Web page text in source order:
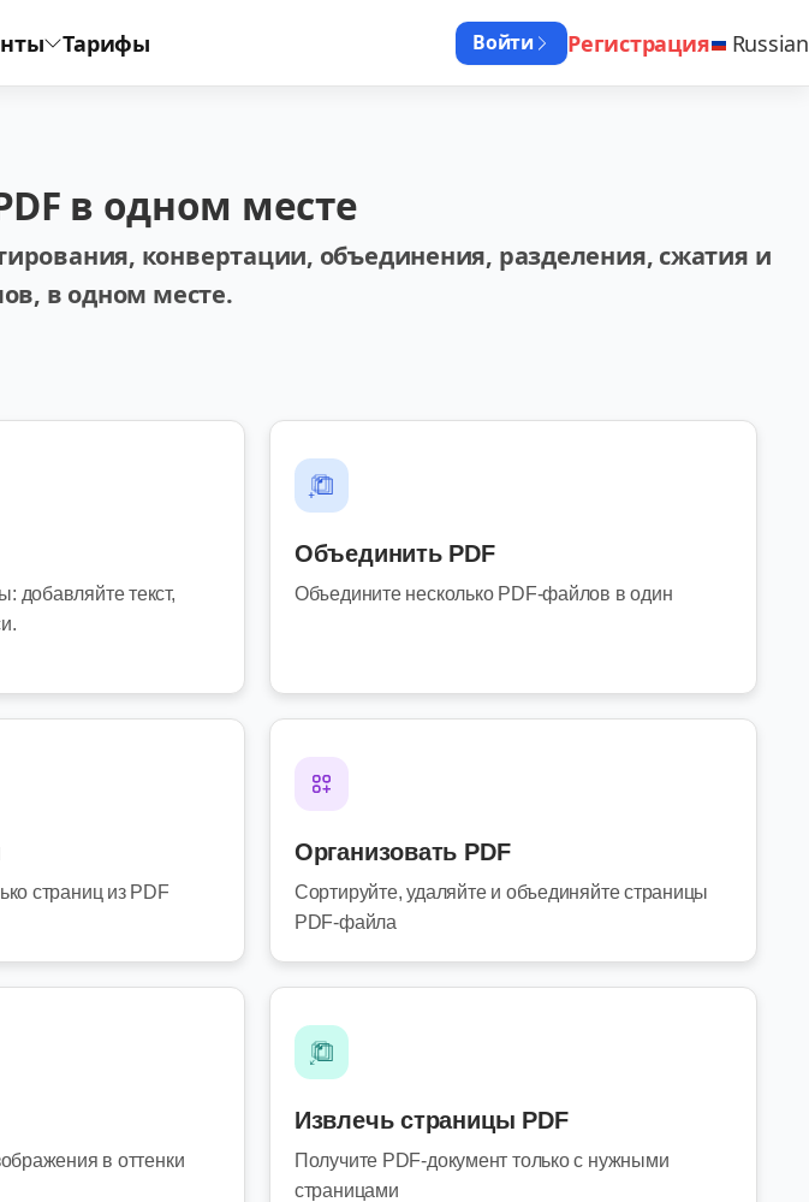
Тарифы Войти Регистрация Russian
в одном месте
конвертации, объединения, разделения, сжатия и
в одном месте.
добавляйте текст,
Объединить PDF
Объедините несколько PDF-файлов в один
страниц из PDF
Организовать PDF
Сортируйте, удаляйте и объединяйте страницы
PDF-файла
в оттенки
Извлечь страницы PDF
Получите PDF-документ только с нужными
страницами